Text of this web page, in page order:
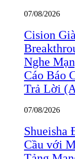
07/08/2026
Cision
Nghe
Cáo Báo
Trả Lời
07/08/2026
Shueisha
Cầu với